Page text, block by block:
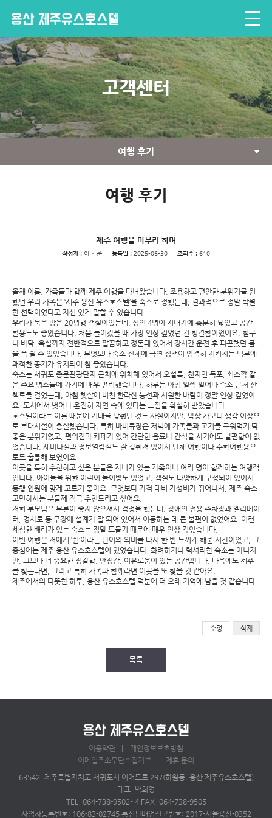
고객센터
여행 후기
여행 후기
제주 여행을 마무리 하며
작성자 : 이 * 준 등록일 : 2025-06-30 조회수 : 610
올해 여름, 가족들과 함께 제주 여행을 다녀왔습니다. 조용하고 편안한 분위기를 원
했던 우리 가족은 ‘제주 용산 유스호스텔’을 숙소로 정했는데, 결과적으로 정말 탁월
한 선택이었다고 자신 있게 말할 수 있습니다.
우리가 묵은 방은 20평형 객실이었는데, 성인 4명이 지내기에 충분히 넓었고 공간
활용도도 좋았습니다. 처음 들어갔을 때 가장 인상 깊었던 건 청결함이었어요. 침구
나 바닥, 욕실까지 전반적으로 깔끔하고 정돈돼 있어서 장시간 운전 후 피곤했던 몸
을 푹 쉴 수 있었습니다. 무엇보다 숙소 전체에 금연 정책이 엄격히 지켜지는 덕분에
쾌적한 공기가 유지되어 참 좋았습니다.
숙소는 서귀포 중문관광단지 근처에 위치해 있어서 오설록, 천지연 폭포, 쇠소깍 같
은 주요 명소들에 가기에 매우 편리했습니다. 하루는 아침 일찍 일어나 숙소 근처 산
책로를 걸었는데, 아침 햇살에 비친 한라산 능선과 시원한 바람이 정말 인상 깊었어
요. 도시에서 벗어나 온전히 자연 속에 있다는 느낌을 확실히 받았습니다.
호스텔이라는 이름 때문에 기대를 낮췄던 것도 사실이지만, 막상 가보니 생각 이상으
로 부대시설이 충실했습니다. 특히 바비큐장은 저녁에 가족들과 고기를 구워먹기 딱
좋은 분위기였고, 편의점과 카페가 있어 간단한 음료나 간식을 사기에도 불편함이 없
었습니다. 세미나실과 정보열람실도 잘 갖춰져 있어서 단체 여행이나 수학여행용으
로도 훌륭해 보였어요.
이곳을 특히 추천하고 싶은 분들은 자녀가 있는 가족이나 여러 명이 함께하는 여행객
입니다. 아이들을 위한 어린이 놀이방도 있었고, 객실도 다양하게 구성되어 있어서
동행 인원에 맞게 고르기 좋아요. 무엇보다 가격 대비 가성비가 뛰어나서, 제주 숙소
고민하시는 분들께 적극 추천드리고 싶어요.
저희 부모님은 무릎이 좋지 않으셔서 걱정을 했는데, 장애인 전용 주차장과 엘리베이
터, 경사로 등 무장애 설계가 잘 되어 있어서 이동하는 데 큰 불편이 없었어요. 이런
세심한 배려가 있는 숙소는 정말 드물기 때문에 매우 인상 깊었습니다.
이번 여행은 저에게 ‘쉼’이라는 단어의 의미를 다시 한 번 느끼게 해준 시간이었고, 그
중심에는 제주 용산 유스호스텔이 있었습니다. 화려하거나 럭셔리한 숙소는 아니지
만, 그보다 더 중요한 정갈함, 안정감, 여유로움이 있는 공간입니다. 다음에도 제주
를 찾는다면, 그리고 특히 가족과 함께라면 이곳을 또 찾을 것 같아요.
제주에서의 따뜻한 하루, 용산 유스호스텔 덕분에 더 오래 기억에 남을 것 같습니다.
수정 삭제
목록
이용약관
개인정보보호방침
이메일주소무단수집거부
제휴 문의
63542, 제주특별자치도 서귀포시 이어도로 297(하원동, 용산 제주유스호스텔)
대표: 박희영
TEL: 064-738-9502~4 FAX: 064-738-9505
사업자등록번호: 106-83-02745 통신판매업신고번호: 2017-서울용산-0352